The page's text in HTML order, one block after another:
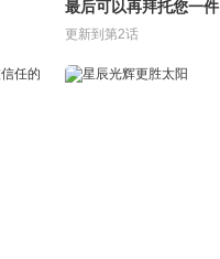
最后可以再拜托您一件
事吗
更新到第2话